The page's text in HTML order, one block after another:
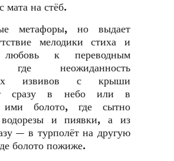
мата на стёб.
метафоры, но выдает
мелодики стиха и
любовь к переводным
где неожиданность
извивов с крыши
сразу в небо или в
ими болото, где сытно
водорезы и пиявки, а из
— в турполёт на другую
болото пожиже.